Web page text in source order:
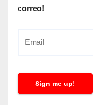
correo!
l
Sign me up!